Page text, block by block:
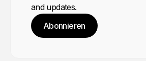
and updates.
Abonnieren